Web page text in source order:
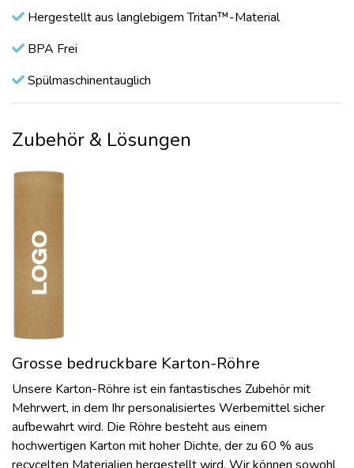
Hergestellt aus langlebigem Tritan™-Material
BPA Frei
Spülmaschinentauglich
Zubehör & Lösungen
Grosse bedruckbare Karton-Röhre
Unsere Karton-Röhre ist ein fantastisches Zubehör mit
Mehrwert, in dem Ihr personalisiertes Werbemittel sicher
aufbewahrt wird. Die Röhre besteht aus einem
hochwertigen Karton mit hoher Dichte, der zu 60 % aus